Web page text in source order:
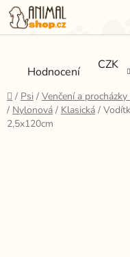
Přejít
na
obsah
Hodnocení CZK
Domů
/ Psi / Venčení a
/ Nylonová / Klasická /
2,5x120cm